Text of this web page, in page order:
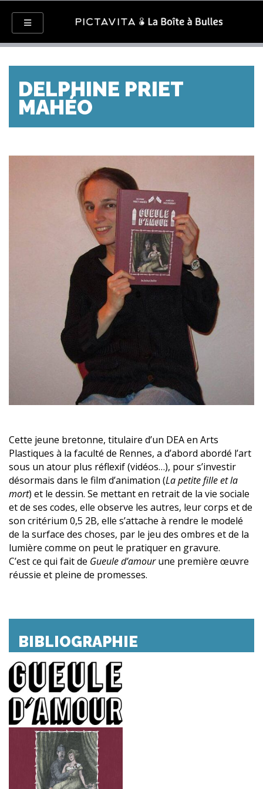
DELPHINE PRIET
MAHÉO
Cette jeune bretonne, titulaire d’un DEA en Arts
Plastiques à la faculté de Rennes, a d’abord abordé l’art
sous un atour plus réflexif (vidéos…), pour s’investir
désormais dans le film d’animation (La petite fille et la
mort) et le dessin. Se mettant en retrait de la vie sociale
et de ses codes, elle observe les autres, leur corps et de
son critérium 0,5 2B, elle s’attache à rendre le modelé
de la surface des choses, par le jeu des ombres et de la
lumière comme on peut le pratiquer en gravure.
C’est ce qui fait de Gueule d’amourune première œuvre
réussie et pleine de promesses.
BIBLIOGRAPHIE